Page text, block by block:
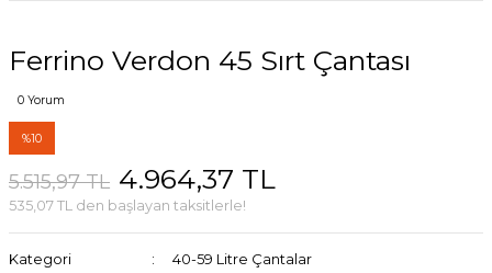
Ferrino Verdon 45 Sırt Çantası
0 Yorum
%10
5.515,97 TL 4.964,37 TL
535,07 TL den başlayan taksitlerle!
Kategori
40-59 Litre Çantalar